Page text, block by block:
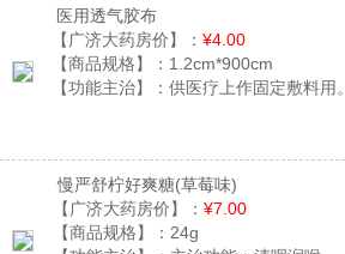
医用透气胶布
【广济大药房价】： ¥4.00
【商品规格】： 1.2cm*900cm
【功能主治】： 供医疗上作固定敷料用。
慢严舒柠好爽糖(草莓味)
【广济大药房价】： ¥7.00
【商品规格】： 24g